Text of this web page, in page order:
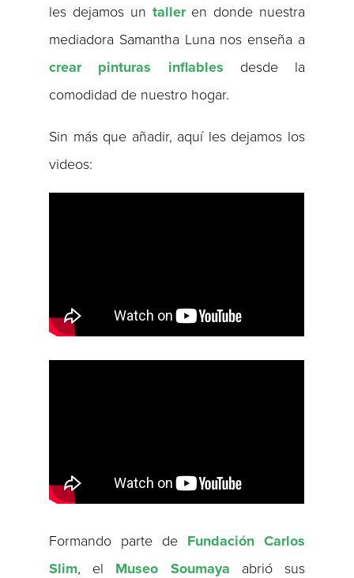
les dejamos un talleren donde nuestra
mediadora Samantha Luna nos enseña a
crear pinturas inflables desde la
comodidad de nuestro hogar.
Sin más que añadir, aquí les dejamos los
videos:
Formando parte de Fundación Carlos
Slim, el Museo Soumaya abrió sus